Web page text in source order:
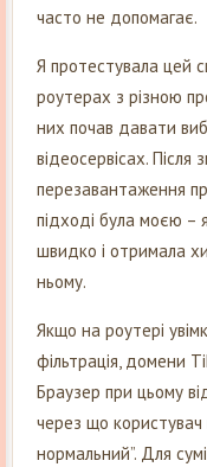
часто не допомагає.
Я протестувала цей
роутерах з різною
них почав давати
відеосервісах. Після
перезавантаження
підході була моєю –
швидко і отримала
ньому.
Якщо на роутері
фільтрація, домени
Браузер при цьому
через що користувач
нормальний”. Для